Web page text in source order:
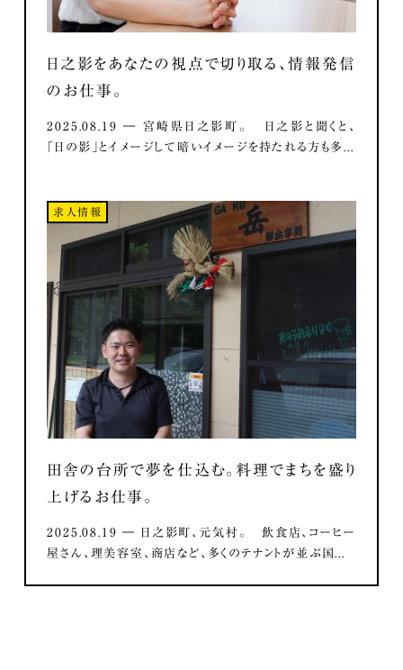
日之影をあなたの視点で切り取る、情報発信
のお仕事。
2025.08.19 ― 宮崎県日之影町。 日之影と聞くと、
「日の影」とイメージして暗いイメージを持たれる方も多...
求人情報
田舎の台所で夢を仕込む。料理でまちを盛り
上げるお仕事。
2025.08.19 ― 日之影町、元気村。 飲食店、コーヒー
屋さん、理美容室、商店など、多くのテナントが並ぶ国...